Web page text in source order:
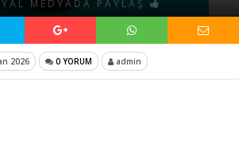
MEDYADA PAYLAŞ
2026 0 YORUM admin